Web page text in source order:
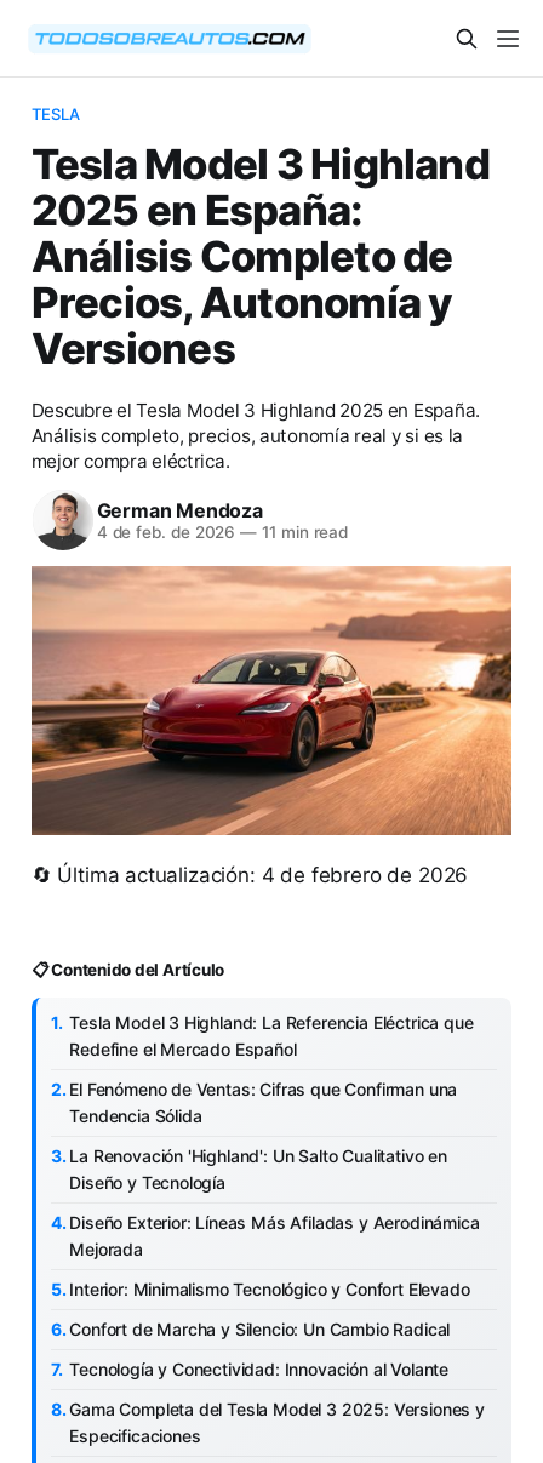
TESLA
Tesla Model 3 Highland
2025 en España:
Análisis Completo de
Precios, Autonomía y
Versiones
Descubre el Tesla Model 3 Highland 2025 en España.
Análisis completo, precios, autonomía real y si es la
mejor compra eléctrica.
German Mendoza
4 de feb. de 2026 — 11 min read
🔄 Última actualización: 4 de febrero de 2026
📋 Contenido del Artículo
Tesla Model 3 Highland: La Referencia Eléctrica que
Redefine el Mercado Español
El Fenómeno de Ventas: Cifras que Confirman una
Tendencia Sólida
La Renovación 'Highland': Un Salto Cualitativo en
Diseño y Tecnología
Diseño Exterior: Líneas Más Afiladas y Aerodinámica
Mejorada
Interior: Minimalismo Tecnológico y Confort Elevado
Confort de Marcha y Silencio: Un Cambio Radical
Tecnología y Conectividad: Innovación al Volante
Gama Completa del Tesla Model 3 2025: Versiones y
Especificaciones